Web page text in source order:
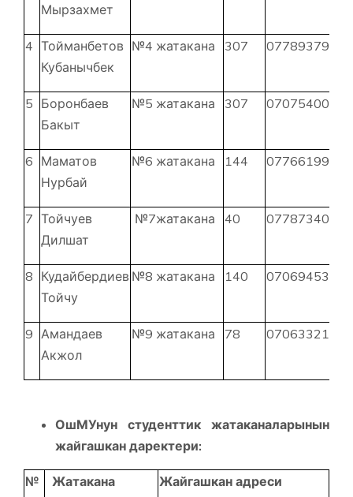
Мырзахмет
4 Тойманбетов
Кубанычбек
№4 жатакана 307 0778937924
5 Боронбаев
Бакыт
№5 жатакана 307 0707540050
6 Маматов
Нурбай
№6 жатакана 144 0776619912
7 Тойчуев
Дилшат
№7жатакана 40 0778734069
8 Кудайбердиев
Тойчу
№8 жатакана 140 0706945306
9 Амандаев
Акжол
№9 жатакана 78 0706332111
ОшМУнун студенттик жатаканаларынын
жайгашкан даректери:
№ Жатакана Жайгашкан адреси